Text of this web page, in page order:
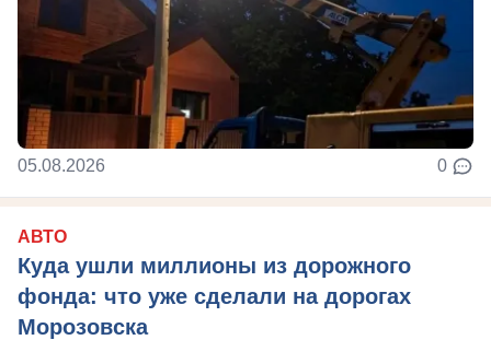
05.08.2026 0
АВТО
Куда ушли миллионы из дорожного
фонда: что уже сделали на дорогах
Морозовска